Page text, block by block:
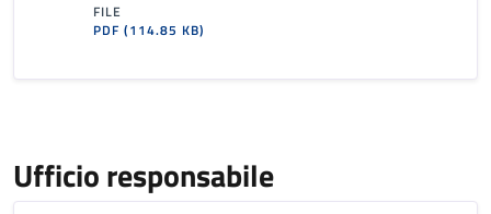
FILE
PDF(114.85 KB)
Ufficio responsabile